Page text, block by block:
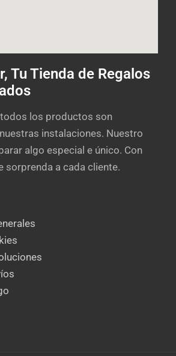
Tu Tienda de Regalos
todos los productos son
instalaciones. Nuestro
algo especial e único. Con
sorprenda a cada cliente.